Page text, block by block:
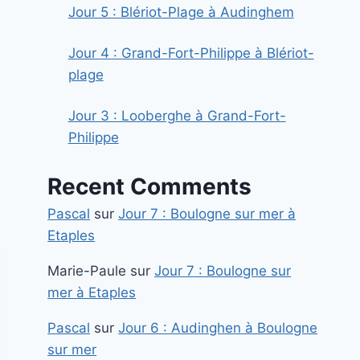
Jour 5 : Blériot-Plage à Audinghem
Jour 4 : Grand-Fort-Philippe à Blériot-
plage
Jour 3 : Looberghe à Grand-Fort-
Philippe
Recent Comments
Pascal surJour 7 : Boulogne sur mer à
Etaples
Marie-Paule surJour 7 : Boulogne sur
mer à Etaples
Pascal surJour 6 : Audinghen à Boulogne
sur mer